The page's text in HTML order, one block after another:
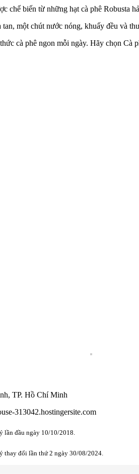
chế biến từ những hạt cà phê
một chút nước nóng, khuấy đều và
cà phê ngon mỗi ngày. Hãy chọn
TP. Hồ Chí Minh
313042.hostingersite.com
lần đầu ngày 10/10/2018.
thay đổi lần thứ 2 ngày 30/08/2024.